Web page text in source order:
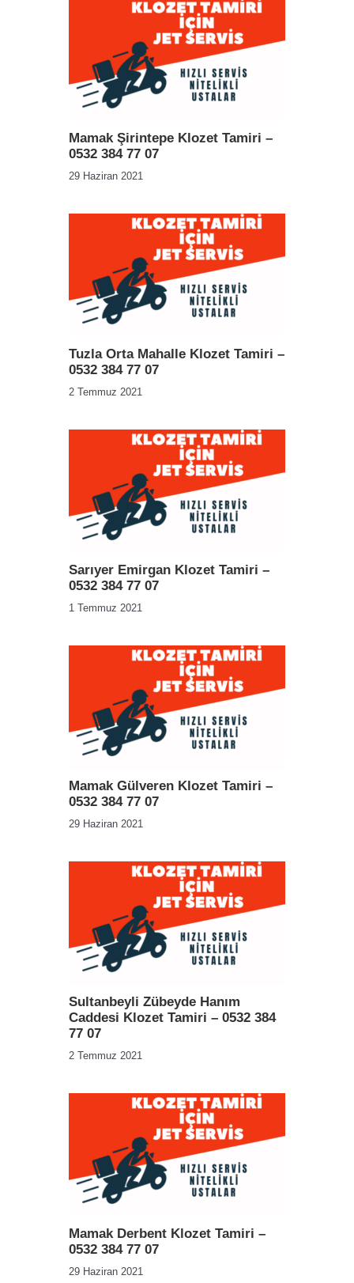
Mamak Şirintepe Klozet Tamiri –
0532 384 77 07
29 Haziran 2021
Tuzla Orta Mahalle Klozet Tamiri –
0532 384 77 07
2 Temmuz 2021
Sarıyer Emirgan Klozet Tamiri –
0532 384 77 07
1 Temmuz 2021
Mamak Gülveren Klozet Tamiri –
0532 384 77 07
29 Haziran 2021
Sultanbeyli Zübeyde Hanım
Caddesi Klozet Tamiri – 0532 384
77 07
2 Temmuz 2021
Mamak Derbent Klozet Tamiri –
0532 384 77 07
29 Haziran 2021